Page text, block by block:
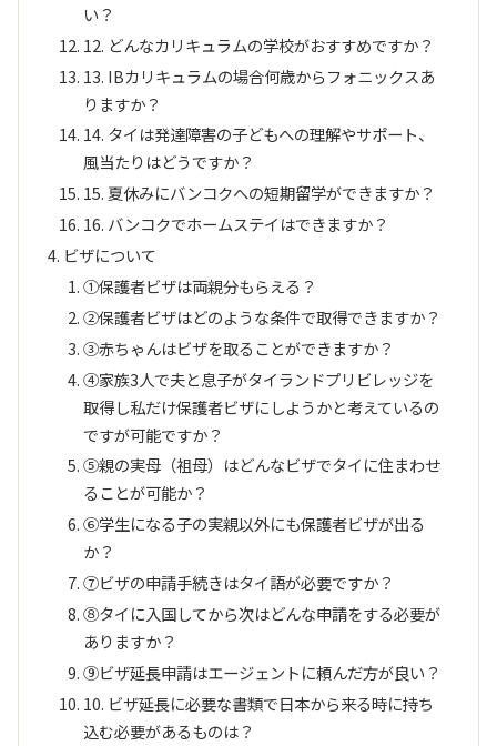
い？
12. どんなカリキュラムの学校がおすすめですか？
13. IBカリキュラムの場合何歳からフォニックスあ
りますか？
14. タイは発達障害の子どもへの理解やサポート、
風当たりはどうですか？
15. 夏休みにバンコクへの短期留学ができますか？
16. バンコクでホームステイはできますか？
ビザについて
①保護者ビザは両親分もらえる？
②保護者ビザはどのような条件で取得できますか？
③赤ちゃんはビザを取ることができますか？
④家族3人で夫と息子がタイランドプリビレッジを
取得し私だけ保護者ビザにしようかと考えているの
ですが可能ですか？
⑤親の実母（祖母）はどんなビザでタイに住まわせ
ることが可能か？
⑥学生になる子の実親以外にも保護者ビザが出る
か？
⑦ビザの申請手続きはタイ語が必要ですか？
⑧タイに入国してから次はどんな申請をする必要が
ありますか？
⑨ビザ延長申請はエージェントに頼んだ方が良い？
10. ビザ延長に必要な書類で日本から来る時に持ち
込む必要があるものは？